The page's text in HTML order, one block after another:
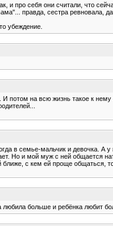
про себя они считали, что
правда, сестра ревновала,
убеждение.
потом на всю жизнь такое к
в семье-мальчик и девочка. А у
и мой муж с ней общается
ближе, с кем ей проще общаться,
больше и ребёнка любит